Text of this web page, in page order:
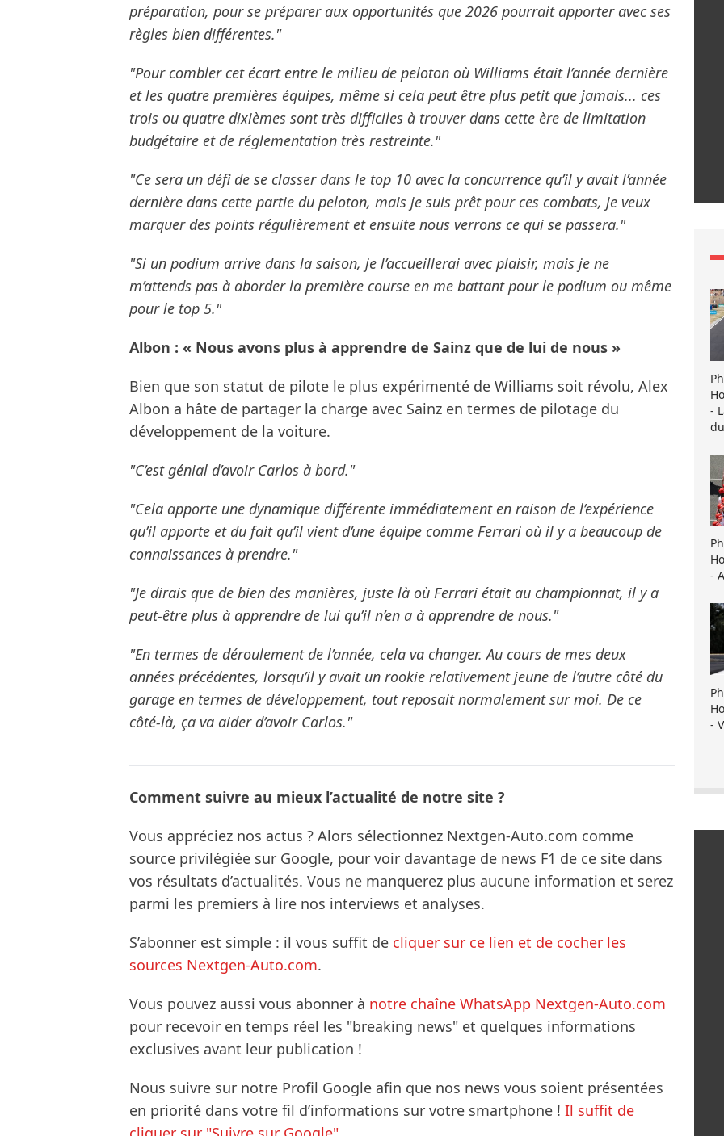
préparation, pour se préparer aux opportunités que 2026 pourrait apporter avec ses
règles bien différentes."
"Pour combler cet écart entre le milieu de peloton où Williams était l’année dernière
et les quatre premières équipes, même si cela peut être plus petit que jamais... ces
trois ou quatre dixièmes sont très difficiles à trouver dans cette ère de limitation
budgétaire et de réglementation très restreinte."
"Ce sera un défi de se classer dans le top 10 avec la concurrence qu’il y avait l’année
dernière dans cette partie du peloton, mais je suis prêt pour ces combats, je veux
marquer des points régulièrement et ensuite nous verrons ce qui se passera."
"Si un podium arrive dans la saison, je l’accueillerai avec plaisir, mais je ne
m’attends pas à aborder la première course en me battant pour le podium ou même
pour le top 5."
Albon : « Nous avons plus à apprendre de Sainz que de lui de nous »
Bien que son statut de pilote le plus expérimenté de Williams soit révolu, Alex
Albon a hâte de partager la charge avec Sainz en termes de pilotage du
développement de la voiture.
"C’est génial d’avoir Carlos à bord."
"Cela apporte une dynamique différente immédiatement en raison de l’expérience
qu’il apporte et du fait qu’il vient d’une équipe comme Ferrari où il y a beaucoup de
connaissances à prendre."
"Je dirais que de bien des manières, juste là où Ferrari était au championnat, il y a
peut-être plus à apprendre de lui qu’il n’en a à apprendre de nous."
"En termes de déroulement de l’année, cela va changer. Au cours de mes deux
années précédentes, lorsqu’il y avait un rookie relativement jeune de l’autre côté du
garage en termes de développement, tout reposait normalement sur moi. De ce
côté-là, ça va aider d’avoir Carlos."
Comment suivre au mieux l’actualité de notre site ?
Vous appréciez nos actus ? Alors sélectionnez Nextgen-Auto.com comme
source privilégiée sur Google, pour voir davantage de news F1 de ce site dans
vos résultats d’actualités. Vous ne manquerez plus aucune information et serez
parmi les premiers à lire nos interviews et analyses.
S’abonner est simple : il vous suffit de cliquer sur ce lien et de cocher les
sources Nextgen-Auto.com.
Vous pouvez aussi vous abonner à notre chaîne WhatsApp Nextgen-Auto.com
pour recevoir en temps réel les "breaking news" et quelques informations
exclusives avant leur publication !
Nous suivre sur notre Profil Google afin que nos news vous soient présentées
en priorité dans votre fil d’informations sur votre smartphone ! Il suffit de
-
-
-